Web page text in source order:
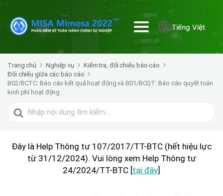
Tiếng Việt
Trang chủ Nghiệp vụ
Kiểm tra, đối chiếu báo cáo
Đối chiếu giữa các báo cáo
B02/BCTC: Báo cáo kết quả hoạt động và B01/BCQT: Báo cáo quyết toán
kinh phí hoạt động
Tìm
kiếm
Đây là Help Thông tư 107/2017/TT-BTC (hết hiệu lực
từ 31/12/2024). Vui lòng xem Help Thông tư
24/2024/TT-BTC [tại đây]